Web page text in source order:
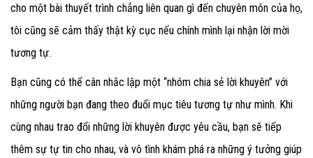
cho một bài thuyết trình chẳng liên quan gì đến chuyên môn của họ,
tôi cũng sẽ cảm thấy thật kỳ cục nếu chính mình lại nhận lời mời
tương tự.
Bạn cũng có thể cân nhắc lập một “nhóm chia sẻ lời khuyên” với
những người bạn đang theo đuổi mục tiêu tương tự như mình. Khi
cùng nhau trao đổi những lời khuyên được yêu cầu, bạn sẽ tiếp
thêm sự tự tin cho nhau, và vô tình khám phá ra những ý tưởng giúp